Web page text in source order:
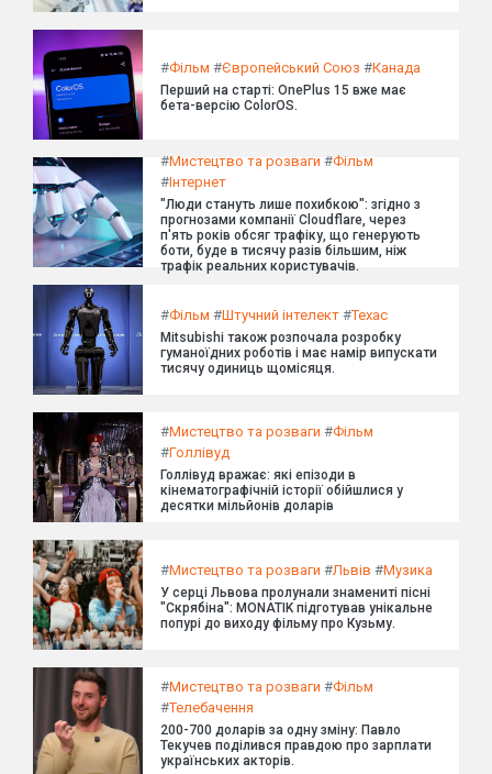
#Фільм #Європейський Союз #Канада
Перший на старті: OnePlus 15 вже має
бета-версію ColorOS.
#Мистецтво та розваги #Фільм
#Інтернет
"Люди стануть лише похибкою": згідно з
прогнозами компанії Cloudflare, через
п'ять років обсяг трафіку, що генерують
боти, буде в тисячу разів більшим, ніж
трафік реальних користувачів.
#Фільм #Штучний інтелект #Техас
Mitsubishi також розпочала розробку
гуманоїдних роботів і має намір випускати
тисячу одиниць щомісяця.
#Мистецтво та розваги #Фільм
#Голлівуд
Голлівуд вражає: які епізоди в
кінематографічній історії обійшлися у
десятки мільйонів доларів
#Мистецтво та розваги #Львів #Музика
У серці Львова пролунали знамениті пісні
"Скрябіна": MONATIK підготував унікальне
попурі до виходу фільму про Кузьму.
#Мистецтво та розваги #Фільм
#Телебачення
200-700 доларів за одну зміну: Павло
Текучев поділився правдою про зарплати
українських акторів.